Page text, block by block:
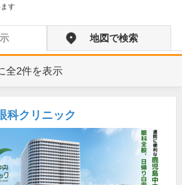
す
地図で検索
全2件を表示
科クリニック